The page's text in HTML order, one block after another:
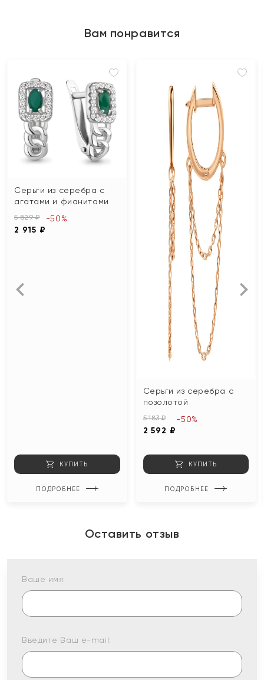
Вам понравится
Серьги из серебра с
агатами и фианитами
5 829 ₽
2 915 ₽
-50%
КУПИТЬ
ПОДРОБНЕЕ
Серьги из серебра с
позолотой
5 183 ₽
2 592 ₽
-50%
КУПИТЬ
ПОДРОБНЕЕ
Оставить отзыв
Ваше имя:
Введите Ваш e-mail: